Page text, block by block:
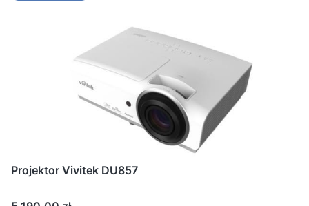
Projektor Vivitek DU857